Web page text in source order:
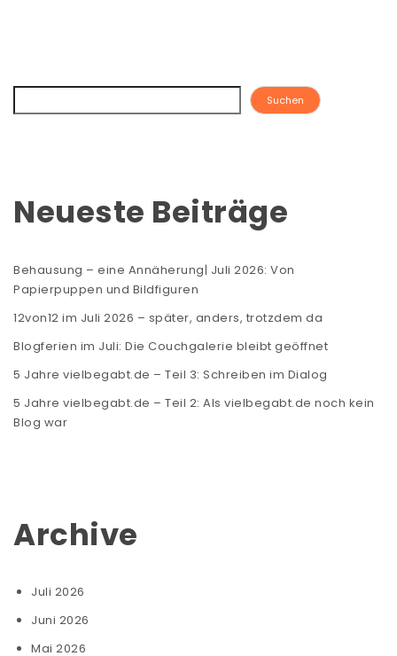
Suchen
Neueste Beiträge
Behausung – eine Annäherung| Juli 2026: Von
Papierpuppen und Bildfiguren
12von12 im Juli 2026 – später, anders, trotzdem da
Blogferien im Juli: Die Couchgalerie bleibt geöffnet
5 Jahre vielbegabt.de – Teil 3: Schreiben im Dialog
5 Jahre vielbegabt.de – Teil 2: Als vielbegabt.de noch kein
Blog war
Archive
Juli 2026
Juni 2026
Mai 2026